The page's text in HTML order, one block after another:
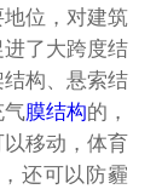
位，对建筑
了大跨度结
构、悬索结
膜结构的，
移动，体育
还可以防霾